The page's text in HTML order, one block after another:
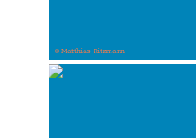
© Matthias Ritzmann